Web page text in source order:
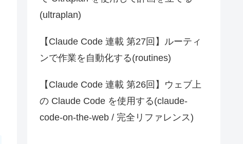
(ultraplan)
【Claude Code 連載 第27回】ルーティ
ンで作業を自動化する(routines)
【Claude Code 連載 第26回】ウェブ上
の Claude Code を使用する(claude-
code-on-the-web / 完全リファレンス)